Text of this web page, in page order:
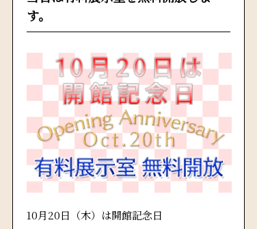
す。
10月20日（木）は開館記念日